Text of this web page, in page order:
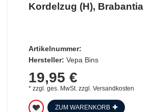
Kordelzug (H), Brabantia
Artikelnummer:
Hersteller: Vepa Bins
19,95 €
* zzgl. ges. MwSt.zzgl. Versandkosten
ZUM WARENKORB